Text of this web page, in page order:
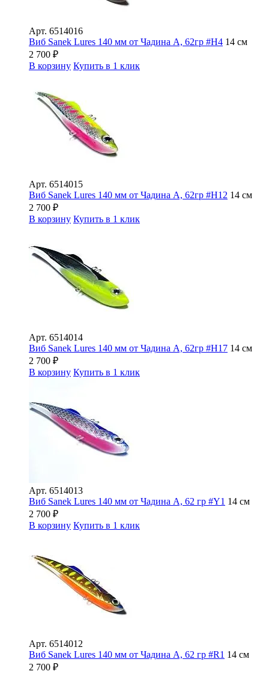
Арт. 6514016
Виб Sanek Lures 140 мм от Чадина А, 62гр #Н4 14 см
2 700 ₽
В корзину Купить в 1 клик
Арт. 6514015
Виб Sanek Lures 140 мм от Чадина А, 62гр #Н12 14 см
2 700 ₽
В корзину Купить в 1 клик
Арт. 6514014
Виб Sanek Lures 140 мм от Чадина А, 62гр #Н17 14 см
2 700 ₽
В корзину Купить в 1 клик
Арт. 6514013
Виб Sanek Lures 140 мм от Чадина А, 62 гр #Y1 14 см
2 700 ₽
В корзину Купить в 1 клик
Арт. 6514012
Виб Sanek Lures 140 мм от Чадина А, 62 гр #R1 14 см
2 700 ₽